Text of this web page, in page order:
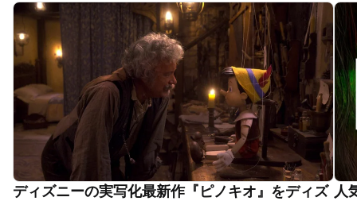
ディズニーの実写化最新作『ピノキオ』をディズ 人